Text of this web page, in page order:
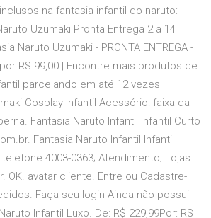
na fantasia infantil do naruto:
Uzumaki Pronta Entrega 2 a 14
Naruto Uzumaki - PRONTA ENTREGA -
R$ 99,00 | Encontre mais produtos de
parcelando em até 12 vezes |
Cosplay Infantil Acessório: faixa da
Fantasia Naruto Infantil Infantil Curto
Fantasia Naruto Infantil Infantil
4003-0363; Atendimento; Lojas
OK. avatar cliente. Entre ou Cadastre-
Faça seu login Ainda não possui
Infantil Luxo. De: R$ 229,99Por: R$